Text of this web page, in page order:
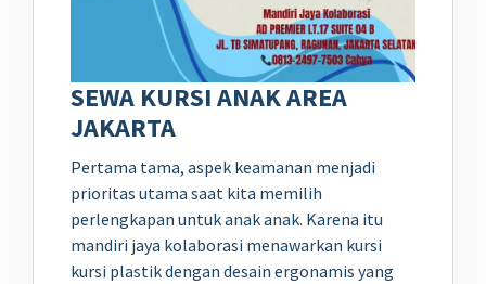
SEWA KURSI ANAK AREA
JAKARTA
Pertama tama, aspek keamanan menjadi
prioritas utama saat kita memilih
perlengkapan untuk anak anak. Karena itu
mandiri jaya kolaborasi menawarkan kursi
kursi plastik dengan desain ergonamis yang